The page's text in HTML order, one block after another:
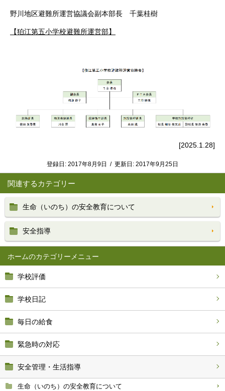
ホーム
学校評価
学校日記
毎日の給食
緊急時の対応
安全管理・生活指導
生命（いのち）の安全教育について
野川地区避難所運営協議会副本部長 千葉桂樹
【狛江第五小学校避難所運営部】
[2025.1.28]
登録日: 2017年8月9日 / 更新日: 2017年9月25日
関連するカテゴリー
生命（いのち）の安全教育について
安全指導